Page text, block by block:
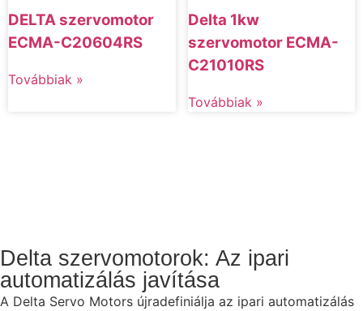
DELTA szervomotor
ECMA-C20604RS
Továbbiak »
Delta 1kw
szervomotor ECMA-
C21010RS
Továbbiak »
Delta szervomotorok: Az ipari
automatizálás javítása
A Delta Servo Motors újradefiniálja az ipari automatizálás